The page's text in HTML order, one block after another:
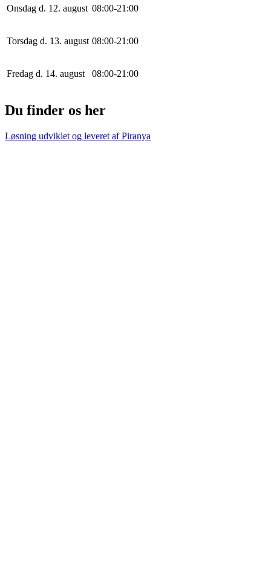
Onsdag d. 12. august 08:00-21 :00
Torsdag d. 13. august 08:00-21 :00
Fredag d. 14. august 08:00-21 :00
Du finder os her
Løsning udviklet og leveret afPiranya